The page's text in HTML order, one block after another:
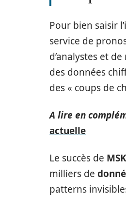
Pour bien saisir
service de
d’analystes et
des données
des « coups de
A lire en
actuelle
Le succès de
milliers de
patterns